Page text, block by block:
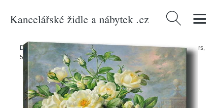
Kancelářské židle a nábytek .cz Vyhledávání
Domů/ Produkty/ Dekorace
Obraz Tablo Center Wonderful Flowers,
50 x 70 cm